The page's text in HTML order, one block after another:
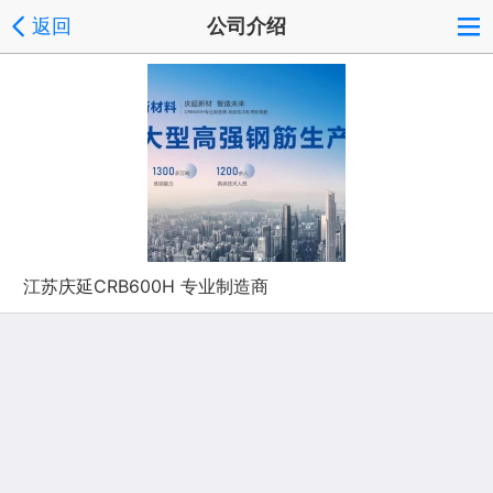
返回 公司介绍
江苏庆延CRB600H 专业制造商